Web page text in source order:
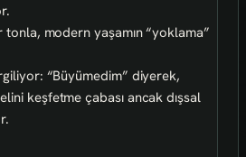
modern yaşamın “yoklama”
“Büyümedim” diyerek,
keşfetme çabası ancak dışsal